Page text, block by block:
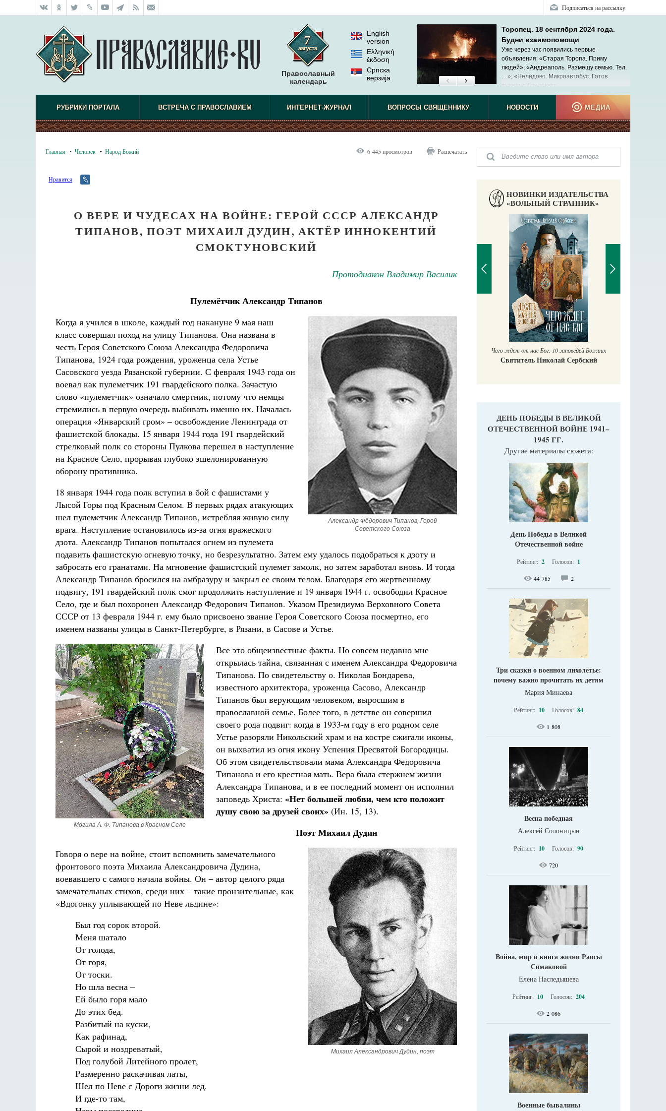
Подписаться на рассылку
Православный
календарь
English
version
Ελληνική
έκδοση
Српска
верзиjа
Торопец. 18 сентября 2024 года.
Будни взаимопомощи
Уже через час появились первые
объявления: «Старая Торопа. Приму
людей»; «Андреаполь. Размещу семью. Тел.
…»; «Нелидово. Микроавтобус. Готов
вывезти 8 человек»...
РУБРИКИ ПОРТАЛА ВСТРЕЧА С ПРАВОСЛАВИЕМ ИНТЕРНЕТ-ЖУРНАЛ ВОПРОСЫ СВЯЩЕННИКУ НОВОСТИ МЕДИА
Главная Человек Народ Божий 6 445 просмотров Распечатать
Нравится
О ВЕРЕ И ЧУДЕСАХ НА ВОЙНЕ: ГЕРОЙ СССР АЛЕКСАНДР
ТИПАНОВ, ПОЭТ МИХАИЛ ДУДИН, АКТЁР ИННОКЕНТИЙ
СМОКТУНОВСКИЙ
Протодиакон Владимир Василик
Пулемётчик Александр Типанов
Александр Фёдорович Типанов, Герой
Советского Союза
Когда я учился в школе, каждый год накануне 9 мая наш
класс совершал поход на улицу Типанова. Она названа в
честь Героя Советского Союза Александра Федоровича
Типанова, 1924 года рождения, уроженца села Устье
Сасовского уезда Рязанской губернии. С февраля 1943 года он
воевал как пулеметчик 191 гвардейского полка. Зачастую
слово «пулеметчик» означало смертник, потому что немцы
стремились в первую очередь выбивать именно их. Началась
операция «Январский гром» – освобождение Ленинграда от
фашистской блокады. 15 января 1944 года 191 гвардейский
стрелковый полк со стороны Пулкова перешел в наступление
на Красное Село, прорывая глубоко эшелонированную
оборону противника.
18 января 1944 года полк вступил в бой с фашистами у
Лысой Горы под Красным Селом. В первых рядах атакующих
шел пулеметчик Александр Типанов, истребляя живую силу
врага. Наступление остановилось из-за огня вражеского
дзота. Александр Типанов попытался огнем из пулемета
подавить фашистскую огневую точку, но безрезультатно. Затем ему удалось подобраться к дзоту и
забросать его гранатами. На мгновение фашистский пулемет замолк, но затем заработал вновь. И тогда
Александр Типанов бросился на амбразуру и закрыл ее своим телом. Благодаря его жертвенному
подвигу, 191 гвардейский полк смог продолжить наступление и 19 января 1944 г. освободил Красное
Село, где и был похоронен Александр Федорович Типанов. Указом Президиума Верховного Совета
СССР от 13 февраля 1944 г. ему было присвоено звание Героя Советского Союза посмертно, его
именем названы улицы в Санкт-Петербурге, в Рязани, в Сасове и Устье.
Могила А. Ф. Типанова в Красном Селе
Все это общеизвестные факты. Но совсем недавно мне
открылась тайна, связанная с именем Александра Федоровича
Типанова. По свидетельству о. Николая Бондарева,
известного архитектора, уроженца Сасово, Александр
Типанов был верующим человеком, выросшим в
православной семье. Более того, в детстве он совершил
своего рода подвиг: когда в 1933-м году в его родном селе
Устье разоряли Никольский храм и на костре сжигали иконы,
он выхватил из огня икону Успения Пресвятой Богородицы.
Об этом свидетельствовали мама Александра Федоровича
Типанова и его крестная мать. Вера была стержнем жизни
Александра Типанова, и в ее последний момент он исполнил
заповедь Христа: «Нет большей любви, чем кто положит
душу свою за друзей своих» (Ин. 15, 13).
Поэт Михаил Дудин
Михаил Александрович Дудин, поэт
Говоря о вере на войне, стоит вспомнить замечательного
фронтового поэта Михаила Александровича Дудина,
воевавшего с самого начала войны. Он – автор целого ряда
замечательных стихов, среди них – такие пронзительные, как
«Вдогонку уплывающей по Неве льдине»:
Был год сорок второй.
Меня шатало
От голода,
От горя,
От тоски.
Но шла весна –
Ей было горя мало
До этих бед.
Разбитый на куски,
Как рафинад,
Сырой и ноздреватый,
Под голубой Литейного пролет,
Размеренно раскачивая латы,
Шел по Неве с Дороги жизни лед.
И где-то там,
НОВИНКИ ИЗДАТЕЛЬСТВА
«ВОЛЬНЫЙ СТРАННИК»
Как найти своё место в жизни
Кирилл Мурышев
Великомученик Георгий Победоносец. Научись у
святого
Роман Котов Чего ждет от нас Бог. 10 заповедей Божиих
Святитель Николай Сербский
Православный мальчик
Екатерина Баканова
ДЕНЬ ПОБЕДЫ В ВЕЛИКОЙ
ОТЕЧЕСТВЕННОЙ ВОЙНЕ 1941–
1945 ГГ.
Другие материалы сюжета:
День Победы в Великой
Отечественной войне
Рейтинг: 2 Голосов: 1
44 785 2
Три сказки о военном лихолетье:
почему важно прочитать их детям
Мария Минаева
Рейтинг: 10 Голосов: 84
1 808
Весна победная
Алексей Солоницын
Рейтинг: 10 Голосов: 90
720
Война, мир и книга жизни Раисы
Симаковой
Елена Наследышева
Рейтинг: 10 Голосов: 204
2 086
Военные бывалины